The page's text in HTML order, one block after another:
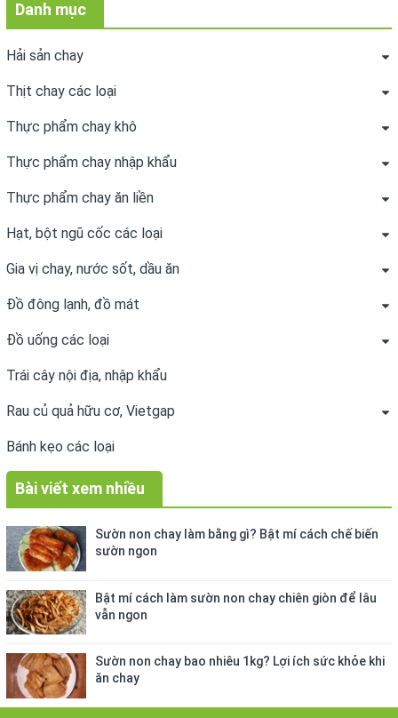
Danh mục
Hải sản chay
Thịt chay các loại
Thực phẩm chay khô
Thực phẩm chay nhập khẩu
Thực phẩm chay ăn liền
Hạt, bột ngũ cốc các loại
Gia vị chay, nước sốt, dầu ăn
Đồ đông lạnh, đồ mát
Đồ uống các loại
Trái cây nội địa, nhập khẩu
Rau củ quả hữu cơ, Vietgap
Bánh kẹo các loại
Bài viết xem nhiều
Sườn non chay làm bằng gì? Bật mí cách chế biến
sườn ngon
Bật mí cách làm sườn non chay chiên giòn để lâu
vẫn ngon
Sườn non chay bao nhiêu 1kg? Lợi ích sức khỏe khi
ăn chay